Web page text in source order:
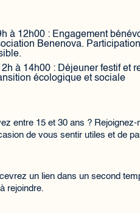
à 12h00 : Engagement
Benenova.
à 14h00 : Déjeuner festif et
écologique et sociale
entre 15 et 30 ans ?
de vous sentir utiles et de
un lien dans un second
rejoindre.